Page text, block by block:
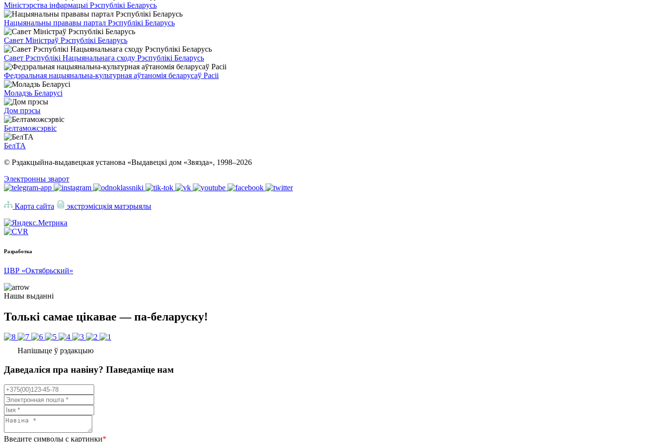
Міністэрства інфармацыі Рэспублікі Беларусь
Нацыянальны прававы партал Рэспублікі Беларусь
Савет Міністраў Рэспублікі Беларусь
Савет Рэспублікі Нацыянальнага сходу Рэспублікі Беларусь
Федэральная нацыянальна-культурная аўтаномія беларусаў Расіі
Моладзь Беларусі
Дом прэсы
Белтаможсэрвіс
БелТА
© Рэдакцыйна-выдавецкая установа «Выдавецкі дом «Звязда», 1998–2026
Электронны зварот
Карта сайта экстрэмісцкія матэрыялы
Разработка
ЦВР «Октябрьский»
Нашы выданні
Толькі самае цікавае — па-беларуску!
Напішыце ў рэдакцыю
Даведаліся пра навіну? Паведаміце нам
Введите символы с картинки*